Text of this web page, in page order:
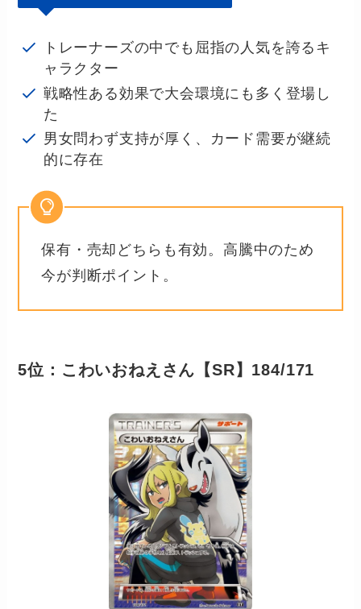
トレーナーズの中でも屈指の人気を誇るキ
ャラクター
戦略性ある効果で大会環境にも多く登場し
た
男女問わず支持が厚く、カード需要が継続
的に存在
保有・売却どちらも有効。高騰中のため
今が判断ポイント。
5位：こわいおねえさん【SR】184/171